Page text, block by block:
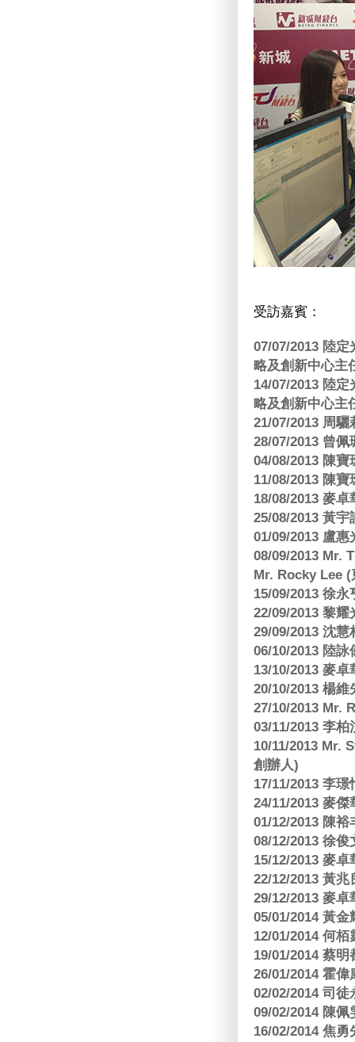
受訪嘉賓：
07/07/2013 陸
略及創新中心主
14/07/2013 陸
略及創新中心主
21/07/2013 周
28/07/2013 曾
04/08/2013 陳
11/08/2013 陳
18/08/2013 麥
25/08/2013 黃
01/09/2013 盧
08/09/2013 Mr.
Mr. Rocky Lee
15/09/2013 徐
22/09/2013 黎
29/09/2013 沈
06/10/2013 陸
13/10/2013 麥
20/10/2013 楊
27/10/2013 Mr.
03/11/2013 李
10/11/2013 Mr.
創辦人)
17/11/2013 李
24/11/2013 麥
01/12/2013 陳
08/12/2013 徐
15/12/2013 麥
22/12/2013 黃
29/12/2013 麥
05/01/2014 黃
12/01/2014 何
19/01/2014 蔡
26/01/2014 霍
02/02/2014 司
09/02/2014 陳
16/02/2014 焦